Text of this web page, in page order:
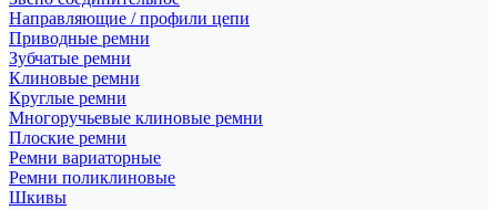
Направляющие / профили цепи
Приводные ремни
Зубчатые ремни
Клиновые ремни
Круглые ремни
Многоручьевые клиновые ремни
Плоские ремни
Ремни вариаторные
Ремни поликлиновые
Шкивы